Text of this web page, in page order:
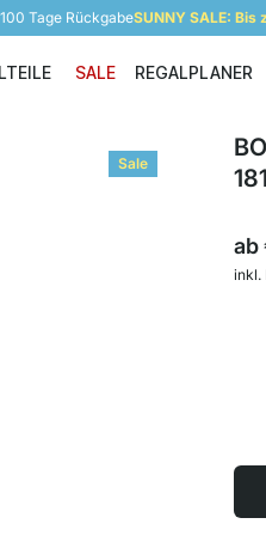
100 Tage RückgabeSUNNY SALE: Bis
Einzelteile
SALE REGALPLANER
Sale
ab
inkl.